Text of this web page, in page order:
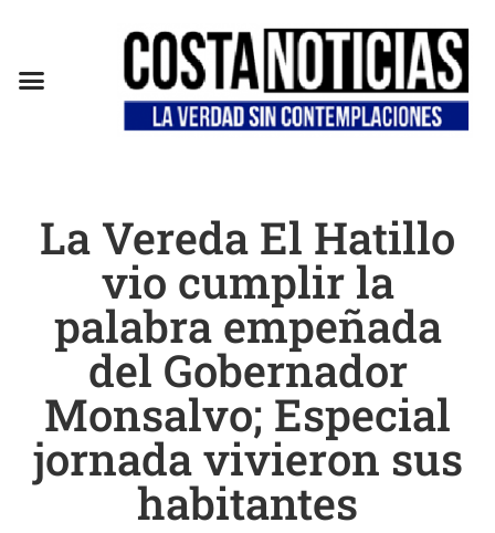
La Vereda El Hatillo
vio cumplir la
palabra empeñada
del Gobernador
Monsalvo; Especial
jornada vivieron sus
habitantes